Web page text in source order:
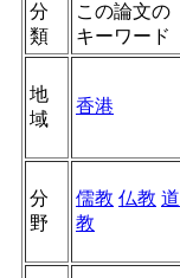
分
類
この論文の
キーワード
地
域
香港
分
野
儒教 仏教 道
教